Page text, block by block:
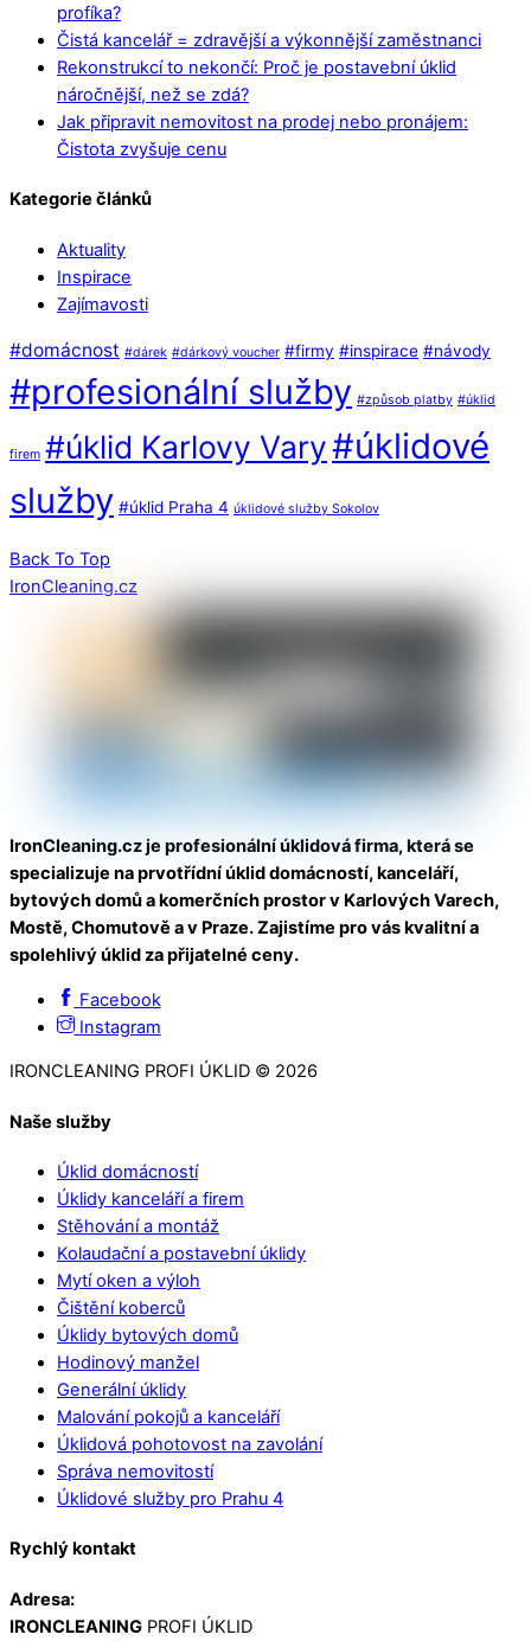
profíka?
Čistá kancelář = zdravější a výkonnější zaměstnanci
Rekonstrukcí to nekončí: Proč je postavební úklid
náročnější, než se zdá?
Jak připravit nemovitost na prodej nebo pronájem:
Čistota zvyšuje cenu
Kategorie článků
Aktuality
Inspirace
Zajímavosti
#domácnost #dárek #dárkový voucher #firmy #inspirace #návody
#profesionální služby #způsob platby #úklid
firem #úklid Karlovy Vary#úklidové
služby #úklid Praha 4 úklidové služby Sokolov
Back To Top
IronCleaning.cz
IronCleaning.cz je profesionální úklidová firma, která se
specializuje na prvotřídní úklid domácností, kanceláří,
bytových domů a komerčních prostor v Karlových Varech,
Mostě, Chomutově a v Praze. Zajistíme pro vás kvalitní a
spolehlivý úklid za přijatelné ceny.
Facebook
Instagram
IRONCLEANING PROFI ÚKLID © 2026
Naše služby
Úklid domácností
Úklidy kanceláří a firem
Stěhování a montáž
Kolaudační a postavební úklidy
Mytí oken a výloh
Čištění koberců
Úklidy bytových domů
Hodinový manžel
Generální úklidy
Malování pokojů a kanceláří
Úklidová pohotovost na zavolání
Správa nemovitostí
Úklidové služby pro Prahu 4
Rychlý kontakt
Adresa:
IRONCLEANING PROFI ÚKLID